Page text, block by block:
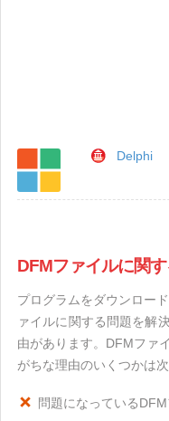
Delphi
DFMファイルに関
プログラムをダウンロー
ァイルに関する問題を解
由があります。DFMファ
がちな理由のいくつかは
問題になっている